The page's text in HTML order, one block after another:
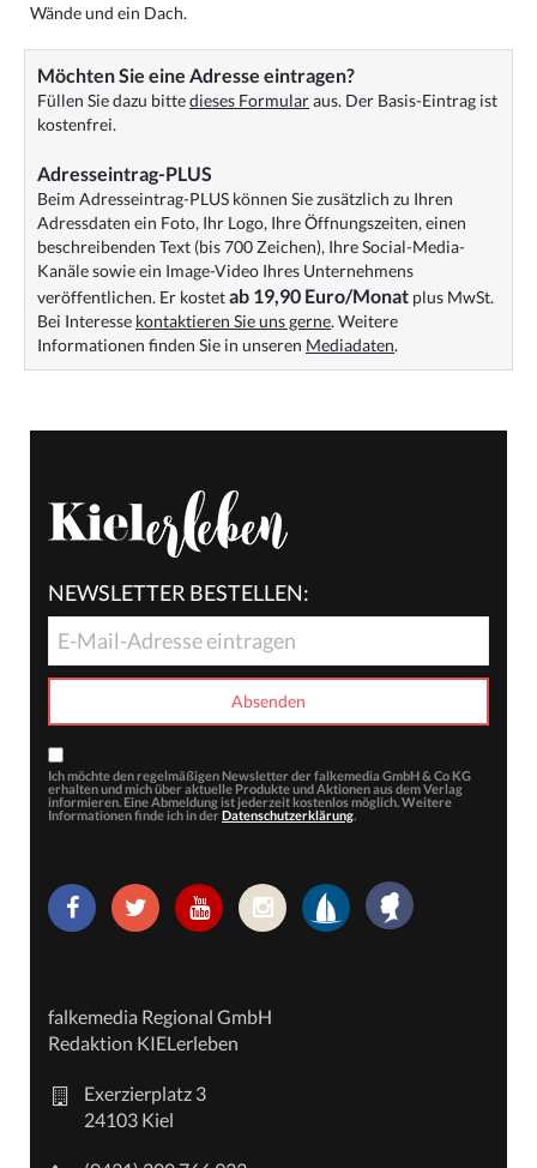
Wände und ein Dach.
Möchten Sie eine Adresse eintragen?
Füllen Sie dazu bittedieses Formularaus. Der Basis-Eintrag ist
kostenfrei.
Adresseintrag-PLUS
Beim Adresseintrag-PLUS können Sie zusätzlich zu Ihren
Adressdaten ein Foto, Ihr Logo, Ihre Öffnungszeiten, einen
beschreibenden Text (bis 700 Zeichen), Ihre Social-Media-
Kanäle sowie ein Image-Video Ihres Unternehmens
veröffentlichen. Er kostetab 19,90 Euro/Monat plus MwSt.
Bei Interesse kontaktieren Sie uns gerne. Weitere
Informationen finden Sie in unseren Mediadaten.
NEWSLETTER BESTELLEN:
Ich möchte den regelmäßigen Newsletter der falkemedia GmbH & Co KG
erhalten und mich über aktuelle Produkte und Aktionen aus dem Verlag
informieren. Eine Abmeldung ist jederzeit kostenlos möglich. Weitere
Informationen finde ich in der Datenschutzerklärung.
falkemedia Regional GmbH
Redaktion KIELerleben
Exerzierplatz 3
24103 Kiel